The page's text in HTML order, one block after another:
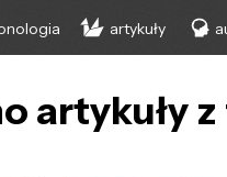
artykuły
artykuły